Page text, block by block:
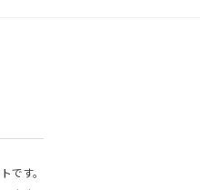
です。